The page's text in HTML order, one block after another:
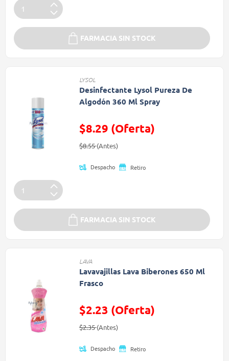
FARMACIA SIN STOCK
LYSOL
Desinfectante Lysol Pureza De
Algodón 360 Ml Spray
$8.29 (Oferta)
Precio reducido de
$8.55(Antes)(Oferta)
Despacho Retiro
FARMACIA SIN STOCK
LAVA
Lavavajillas Lava Biberones 650 Ml
Frasco
$2.23 (Oferta)
Precio reducido de
$2.35(Antes)(Oferta)
Despacho Retiro